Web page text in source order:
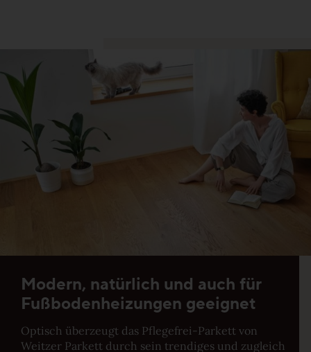
Strip-Optik
Unsere Kollektionen - Ihre Vorteile
Modern, natürlich und auch für
Fußbodenheizungen geeignet
Optisch überzeugt das Pflegefrei-Parkett von
Weitzer Parkett durch sein trendiges und zugleich